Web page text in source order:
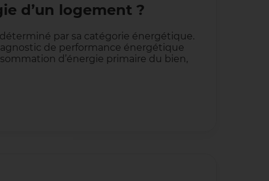
d’un logement ?
par sa catégorie énergétique.
de performance énergétique
d’énergie primaire du bien,